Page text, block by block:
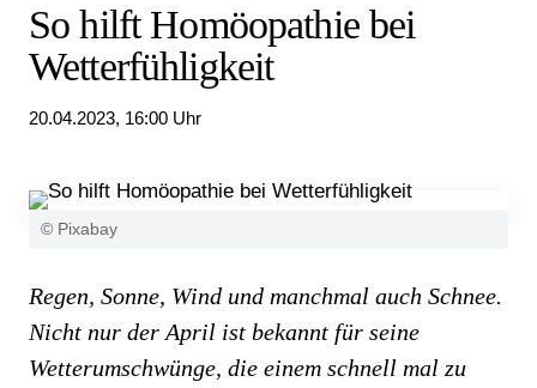
So hilft Homöopathie bei
Wetterfühligkeit
20.04.2023, 16:00 Uhr
© Pixabay
Regen, Sonne, Wind und manchmal auch Schnee.
Nicht nur der April ist bekannt für seine
Wetterumschwünge, die einem schnell mal zu